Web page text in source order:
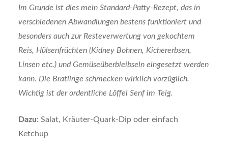
Im Grunde ist dies mein Standard-Patty-Rezept, das in
verschiedenen Abwandlungen bestens funktioniert und
besonders auch zur Resteverwertung von gekochtem
Reis, Hülsenfrüchten (Kidney Bohnen, Kichererbsen,
Linsen etc.) und Gemüseüberbleibseln eingesetzt werden
kann. Die Bratlinge schmecken wirklich vorzüglich.
Wichtig ist der ordentliche Löffel Senf im Teig.
Dazu: Salat, Kräuter-Quark-Dip oder einfach
Ketchup